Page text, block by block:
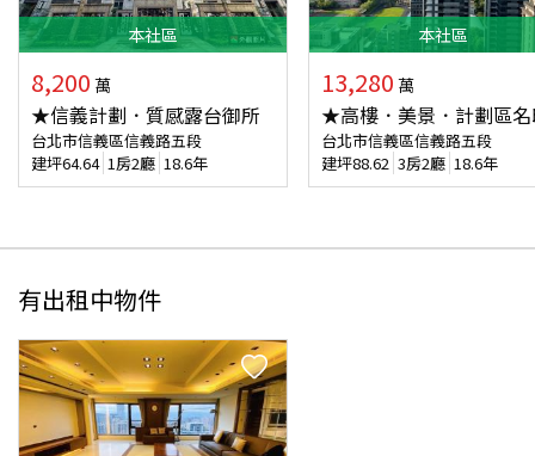
本社區
8,200 萬
★信義計劃．質感露台御所
台北市信義區信義路五段
建坪64.64 1房2廳 18.6年
本社區
13,280 萬
★高樓．美景．計劃區
台北市信義區信義路五段
建坪88.62 3房2廳 18.6年
有出租中物件